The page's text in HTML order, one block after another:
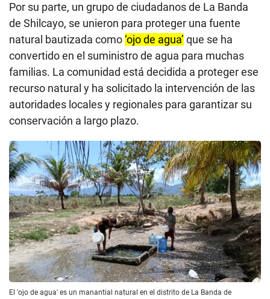
Por su parte, un grupo de ciudadanos de La Banda
de Shilcayo, se unieron para proteger una fuente
natural bautizada como‘ojo de agua’ que se ha
convertido en el suministro de agua para muchas
familias. La comunidad está decidida a proteger ese
recurso natural y ha solicitado la intervención de las
autoridades locales y regionales para garantizar su
conservación a largo plazo.
El 'ojo de agua' es un manantial natural en el distrito de La Banda de